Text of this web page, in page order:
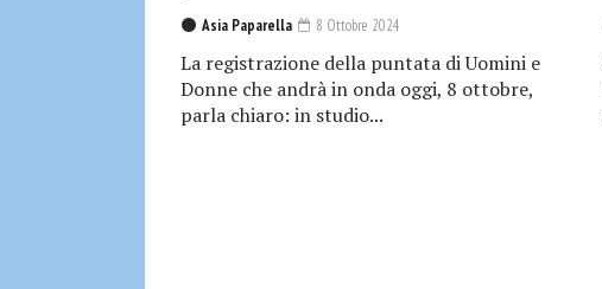
Asia Paparella 8 Ottobre 2024
La registrazione della puntata di Uomini e
Donne che andrà in onda oggi, 8 ottobre,
parla chiaro: in studio...